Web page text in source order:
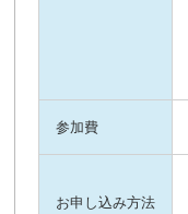
参加費
お申し込み方法